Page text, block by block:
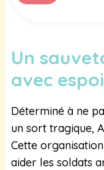
Un
avec
Déterminé à ne
un sort tragique,
Cette
aider les soldats